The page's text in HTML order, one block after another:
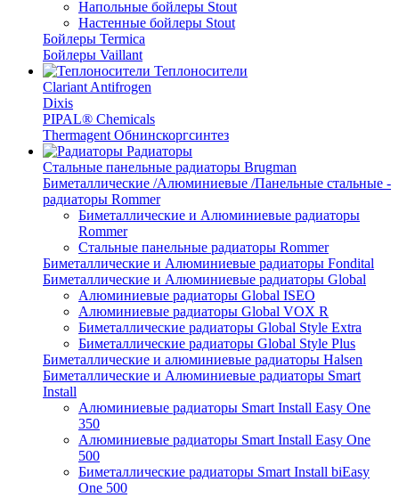
Напольные бойлеры Stout
Настенные бойлеры Stout
Бойлеры Termica
Бойлеры Vaillant
Теплоносители
Clariant Antifrogen
Dixis
PIPAL® Chemicals
Thermagent Обнинскоргсинтез
Радиаторы
Стальные панельные радиаторы Brugman
Биметаллические /Алюминиевые /Панельные стальные -
радиаторы Rommer
Биметаллические и Алюминиевые радиаторы
Rommer
Стальные панельные радиаторы Rommer
Биметаллические и Алюминиевые радиаторы Fondital
Биметаллические и Алюминиевые радиаторы Global
Алюминиевые радиаторы Global ISEO
Алюминиевые радиаторы Global VOX R
Биметаллические радиаторы Global Style Extra
Биметаллические радиаторы Global Style Plus
Биметаллические и алюминиевые радиаторы Halsen
Биметаллические и Алюминиевые радиаторы Smart
Install
Алюминиевые радиаторы Smart Install Easy One
350
Алюминиевые радиаторы Smart Install Easy One
500
Биметаллические радиаторы Smart Install biEasy
One 500